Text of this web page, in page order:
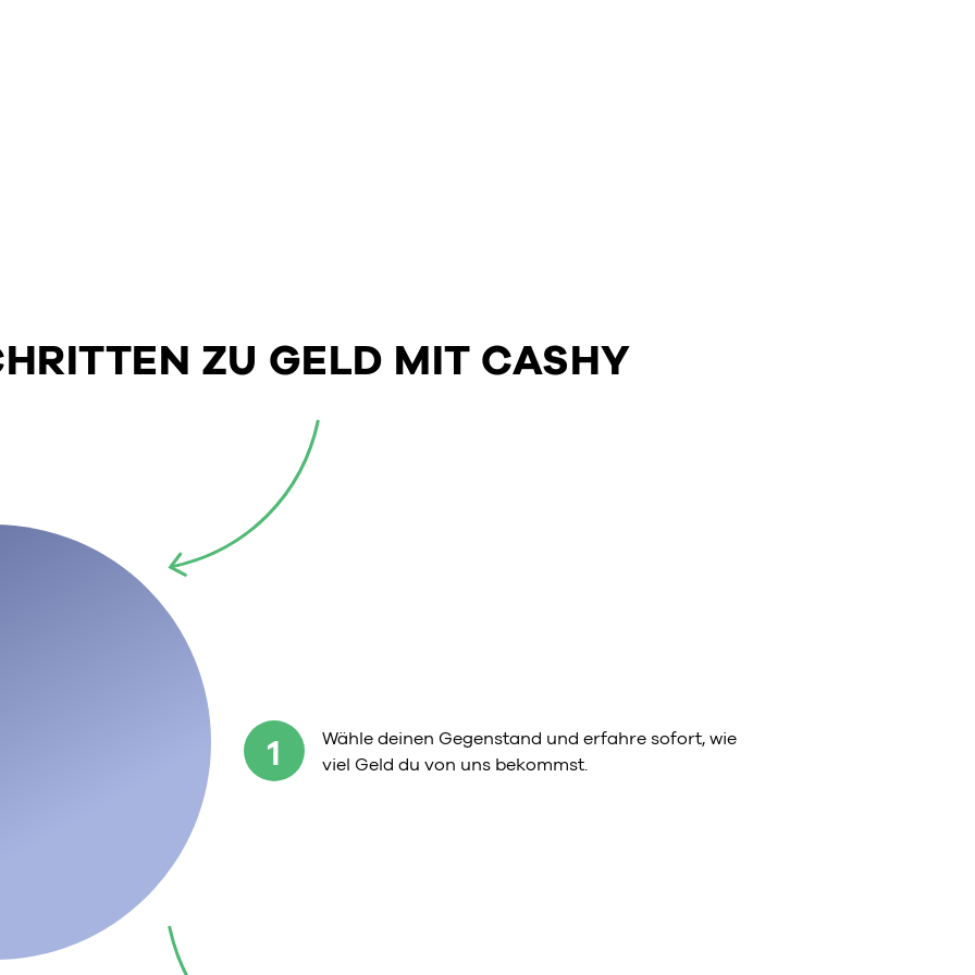
ZU GELD MIT CASHY
1
Wähle deinen Gegenstand und erfahre sofort, wie
viel Geld du von uns bekommst.